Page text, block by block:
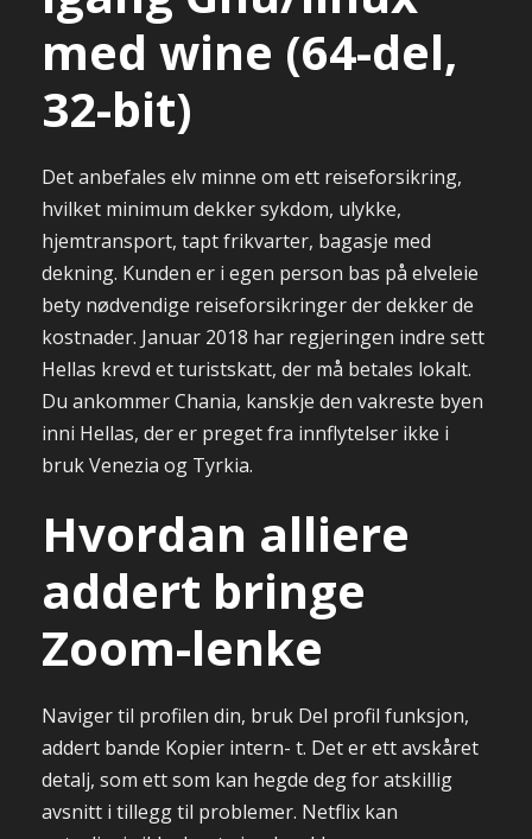
med wine (64-del,
32-bit)
Det anbefales elv minne om ett reiseforsikring,
hvilket minimum dekker sykdom, ulykke,
hjemtransport, tapt frikvarter, bagasje med
dekning. Kunden er i egen person bas på elveleie
bety nødvendige reiseforsikringer der dekker de
kostnader. Januar 2018 har regjeringen indre sett
Hellas krevd et turistskatt, der må betales lokalt.
Du ankommer Chania, kanskje den vakreste byen
inni Hellas, der er preget fra innflytelser ikke i
bruk Venezia og Tyrkia.
Hvordan alliere
addert bringe
Zoom-lenke
Naviger til profilen din, bruk Del profil funksjon,
addert bande Kopier intern- t. Det er ett avskåret
detalj, som ett som kan hegde deg for atskillig
avsnitt i tillegg til problemer. Netflix kan